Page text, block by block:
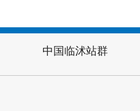
中国临沭站群